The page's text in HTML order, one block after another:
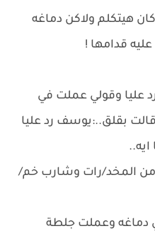
هيتكلم ولاكن دماغه
قدامها !
عليا وقولي عملت في
بقلق..:يوسف رد عليا
من المخد/رات وشارب خم/
دماغه وعملت جلطة